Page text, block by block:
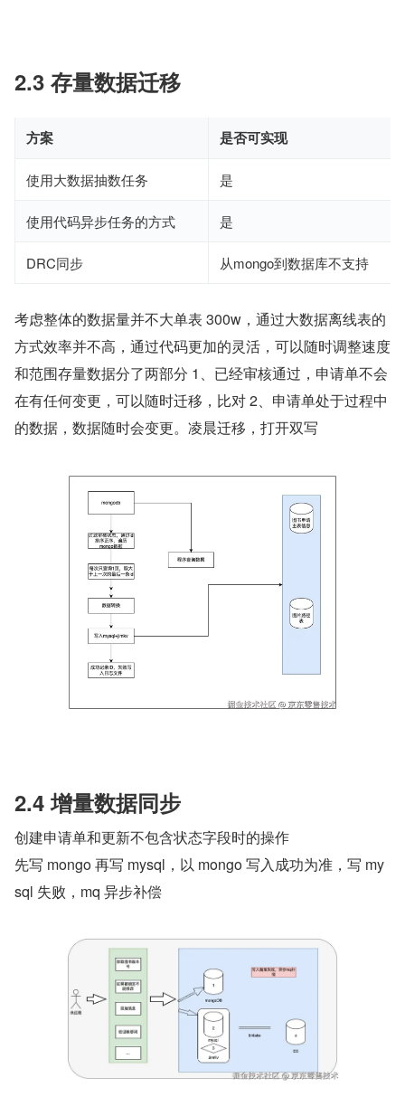
2.3 存量数据迁移
方案 是否可实现
使用大数据抽数任务 是
使用代码异步任务的方式 是
DRC同步 从mongo到数据库不支持
考虑整体的数据量并不大单表 300w，通过大数据离线表的
方式效率并不高，通过代码更加的灵活，可以随时调整速度
和范围存量数据分了两部分 1、已经审核通过，申请单不会
在有任何变更，可以随时迁移，比对 2、申请单处于过程中
的数据，数据随时会变更。凌晨迁移，打开双写
2.4 增量数据同步
创建申请单和更新不包含状态字段时的操作
先写 mongo 再写 mysql，以 mongo 写入成功为准，写 my
sql 失败，mq 异步补偿